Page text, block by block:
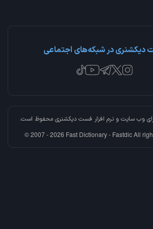
دیکشنری در شبکه‌های اجتماعی
وب سایت و نرم افزار فست دیکشنریمحفوظ است.
© 2007 - 2026 Fast Dictionary - Fastdic All